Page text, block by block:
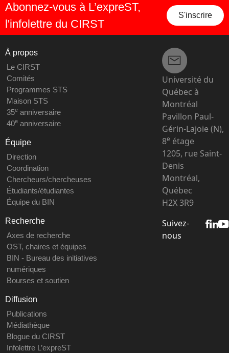
Abonnez-vous à L’expreST,
l'infolettre du CIRST
S'inscrire
À propos
Le CIRST
Comités
Programmes STS
Maison STS
35eanniversaire
40eanniversaire
Équipe
Direction
Coordination
Chercheurs/chercheuses
Étudiants/étudiantes
Équipe du BIN
Recherche
Axes de recherche
OST, chaires et équipes
BIN - Bureau des initiatives
numériques
Bourses et soutien
Diffusion
Publications
Médiathèque
Blogue du CIRST
Infolettre L’expreST
Université du
Québec à
Montréal
Pavillon Paul-
Gérin-Lajoie (N),
8e étage
1205, rue Saint-
Denis
Montréal,
Québec
H2X 3R9
Suivez-
nous